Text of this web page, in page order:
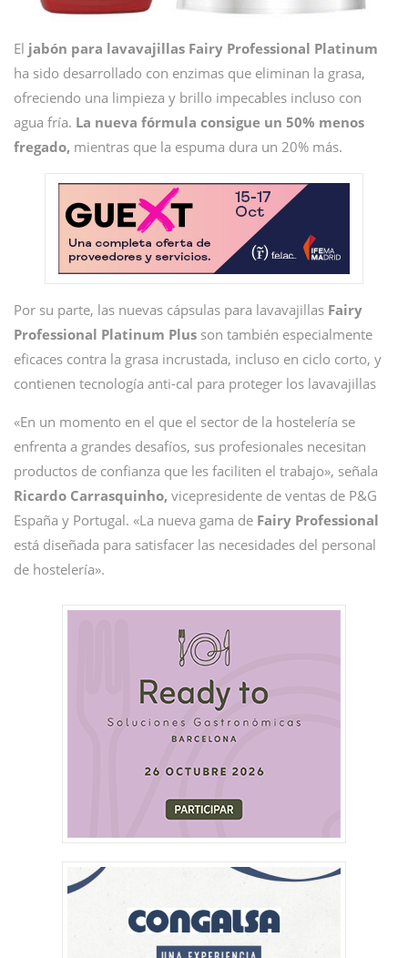
El jabón para lavavajillas Fairy Professional Platinum
ha sido desarrollado con enzimas que eliminan la grasa,
ofreciendo una limpieza y brillo impecables incluso con
agua fría. La nueva fórmula consigue un 50% menos
fregado, mientras que la espuma dura un 20% más.
Por su parte, las nuevas cápsulas para lavavajillas Fairy
Professional Platinum Plus son también especialmente
eficaces contra la grasa incrustada, incluso en ciclo corto, y
contienen tecnología anti-cal para proteger los lavavajillas
«En un momento en el que el sector de la hostelería se
enfrenta a grandes desafíos, sus profesionales necesitan
productos de confianza que les faciliten el trabajo», señala
Ricardo Carrasquinho, vicepresidente de ventas de P&G
España y Portugal. «La nueva gama de Fairy Professional
está diseñada para satisfacer las necesidades del personal
de hostelería».